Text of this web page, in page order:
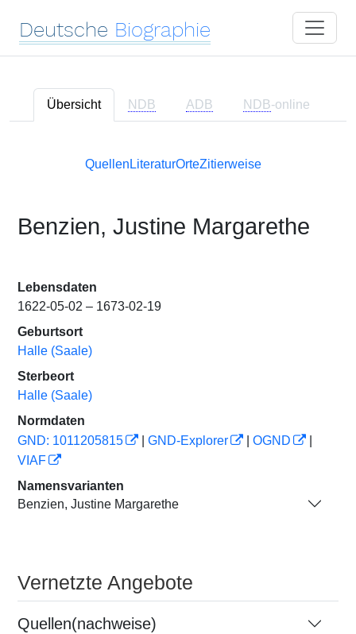
Deutsche Biographie
Übersicht NDB ADB NDB-online
Quellen LiteraturOrteZitierweise
Benzien, Justine Margarethe
Lebensdaten
1622-05-02 – 1673-02-19
Geburtsort
Halle (Saale)
Sterbeort
Halle (Saale)
Normdaten
GND: 1011205815
GND-Explorer OGND
VIAF
Namensvarianten
Benzien, Justine Margarethe
Vernetzte Angebote
Quellen(nachweise)